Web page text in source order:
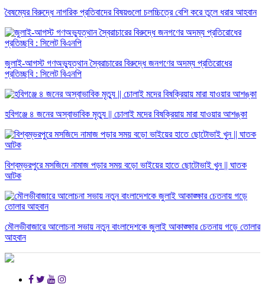
বৈষম্যের বিরুদ্ধে নাগরিক প্রতিবাদের বিষয়গুলো চলচ্চিত্রে বেশি করে তুলে ধরার আহবান
জুলাই-আগস্ট গণঅভ্যুত্থান স্বৈরাচারের বিরুদ্ধে জনগণের অদম্য প্রতিরোধের
প্রতিচ্ছবি : সিলেট বিএনপি
হবিগঞ্জে ৪ জনের অস্বাভাবিক মৃত্যু || চোলাই মদের বিষক্রিয়ায় মারা যাওয়ার আশঙ্কা
বিশ্বম্ভরপুরে মসজিদে নামাজ পড়ার সময় বড়ো ভাইয়ের হাতে ছোটোভাই খুন || ঘাতক
আটক
মৌলভীবাজারে আলোচনা সভায় নতুন বাংলাদেশকে জুলাই আকাঙ্ক্ষার চেতনায় গড়ে তোলার
আহবান